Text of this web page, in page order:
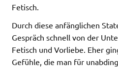
Fetisch.
Durch diese anfänglichen
Gespräch schnell von der
Fetisch und Vorliebe. Eher
Gefühle, die man für